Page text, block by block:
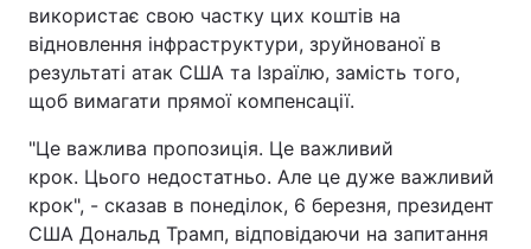
використає свою частку цих коштів на
відновлення інфраструктури, зруйнованої в
результаті атак США та Ізраїлю, замість того,
щоб вимагати прямої компенсації.
"Це важлива пропозиція. Це важливий
крок. Цього недостатньо. Але це дуже важливий
крок", - сказав в понеділок, 6 березня, президент
США Дональд Трамп, відповідаючи на запитання